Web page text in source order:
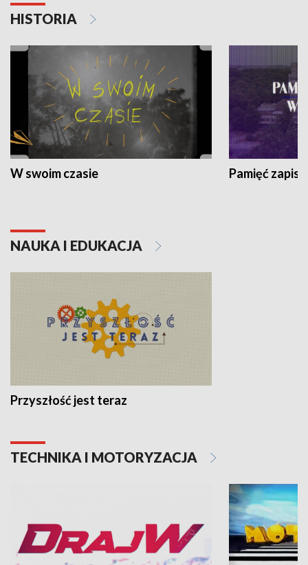
HISTORIA
W swoim czasie Pamięć
NAUKA I EDUKACJA
Przyszłość jest teraz
TECHNIKA I MOTORYZACJA